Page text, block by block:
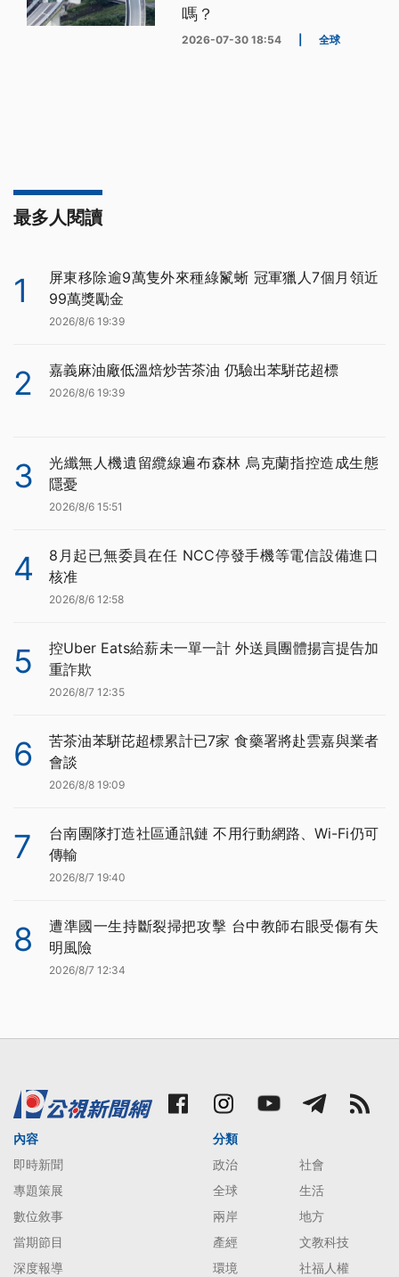
嗎？
2026-07-30 18:54 全球
最多人閱讀
1
屏東移除逾9萬隻外來種綠鬣蜥 冠軍獵人7個月領近
99萬獎勵金
2026/8/6 19:39
2 嘉義麻油廠低溫焙炒苦茶油 仍驗出苯駢芘超標
2026/8/6 19:39
3
光纖無人機遺留纜線遍布森林 烏克蘭指控造成生態
隱憂
2026/8/6 15:51
4
8月起已無委員在任 NCC停發手機等電信設備進口
核准
2026/8/6 12:58
5
控Uber Eats給薪未一單一計 外送員團體揚言提告加
重詐欺
2026/8/7 12:35
6
苦茶油苯駢芘超標累計已7家 食藥署將赴雲嘉與業者
會談
2026/8/8 19:09
7
台南團隊打造社區通訊鏈 不用行動網路、Wi-Fi仍可
傳輸
2026/8/7 19:40
8
遭準國一生持斷裂掃把攻擊 台中教師右眼受傷有失
明風險
2026/8/7 12:34
內容
即時新聞
專題策展
數位敘事
當期節目
深度報導
分類
政治
社會
全球
生活
兩岸
地方
產經
文教科技
環境
社福人權